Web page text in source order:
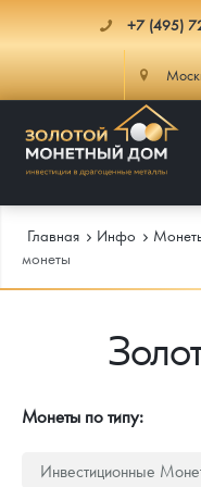
+7 (495)
Каталог Монет
Инвестиционные монеты
Как сделать заказ
Доставка
Главная Инфо
монеты
Монеты по типу:
Инвестиционные